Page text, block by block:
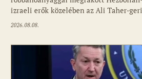
izraeli erők közelében az Ali Taher-
2026.08.08.